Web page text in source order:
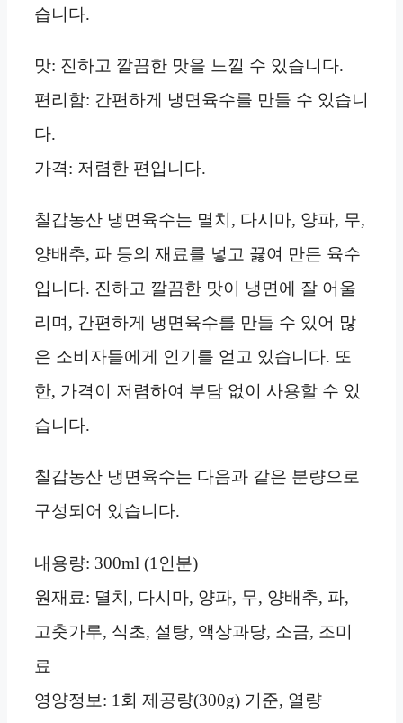
습니다.
맛: 진하고 깔끔한 맛을 느낄 수 있습니다.
편리함: 간편하게 냉면육수를 만들 수 있습니
다.
가격: 저렴한 편입니다.
칠갑농산 냉면육수는 멸치, 다시마, 양파, 무,
양배추, 파 등의 재료를 넣고 끓여 만든 육수
입니다. 진하고 깔끔한 맛이 냉면에 잘 어울
리며, 간편하게 냉면육수를 만들 수 있어 많
은 소비자들에게 인기를 얻고 있습니다. 또
한, 가격이 저렴하여 부담 없이 사용할 수 있
습니다.
칠갑농산 냉면육수는 다음과 같은 분량으로
구성되어 있습니다.
내용량: 300ml (1인분)
원재료: 멸치, 다시마, 양파, 무, 양배추, 파,
고춧가루, 식초, 설탕, 액상과당, 소금, 조미
료
영양정보: 1회 제공량(300g) 기준, 열량